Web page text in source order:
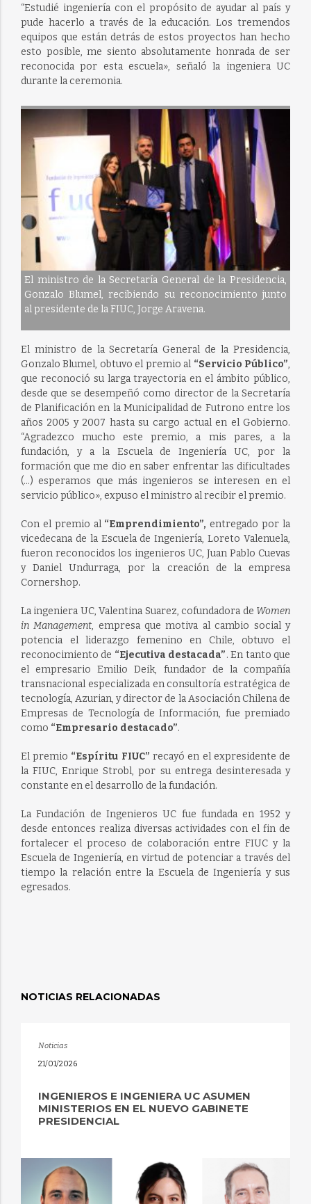
“Estudié ingeniería con el propósito de ayudar al país y
pude hacerlo a través de la educación. Los tremendos
equipos que están detrás de estos proyectos han hecho
esto posible, me siento absolutamente honrada de ser
reconocida por esta escuela», señaló la ingeniera UC
durante la ceremonia.
El ministro de la Secretaría General de la Presidencia,
Gonzalo Blumel, recibiendo su reconocimiento junto
al presidente de la FIUC, Jorge Aravena.
El ministro de la Secretaría General de la Presidencia,
Gonzalo Blumel, obtuvo el premio al “Servicio Público”,
que reconoció su larga trayectoria en el ámbito público,
desde que se desempeñó como director de la Secretaría
de Planificación en la Municipalidad de Futrono entre los
años 2005 y 2007 hasta su cargo actual en el Gobierno.
“Agradezco mucho este premio, a mis pares, a la
fundación, y a la Escuela de Ingeniería UC, por la
formación que me dio en saber enfrentar las dificultades
(…) esperamos que más ingenieros se interesen en el
servicio público», expuso el ministro al recibir el premio.
Con el premio al “Emprendimiento”,entregado por la
vicedecana de la Escuela de Ingeniería, Loreto Valenuela,
fueron reconocidos los ingenieros UC, Juan Pablo Cuevas
y Daniel Undurraga, por la creación de la empresa
Cornershop.
La ingeniera UC, Valentina Suarez, cofundadora de Women
in Management, empresa que motiva al cambio social y
potencia el liderazgo femenino en Chile, obtuvo el
reconocimiento de “Ejecutiva destacada”. En tanto que
el empresario Emilio Deik, fundador de la compañía
transnacional especializada en consultoría estratégica de
tecnología, Azurian, y director de la Asociación Chilena de
Empresas de Tecnología de Información, fue premiado
como “Empresario destacado”.
El premio “Espíritu FIUC” recayó en el expresidente de
la FIUC, Enrique Strobl, por su entrega desinteresada y
constante en el desarrollo de la fundación.
La Fundación de Ingenieros UC fue fundada en 1952 y
desde entonces realiza diversas actividades con el fin de
fortalecer el proceso de colaboración entre FIUC y la
Escuela de Ingeniería, en virtud de potenciar a través del
tiempo la relación entre la Escuela de Ingeniería y sus
egresados.
NOTICIAS RELACIONADAS
Noticias
21/01/2026
INGENIEROS E INGENIERA UC ASUMEN
MINISTERIOS EN EL NUEVO GABINETE
PRESIDENCIAL